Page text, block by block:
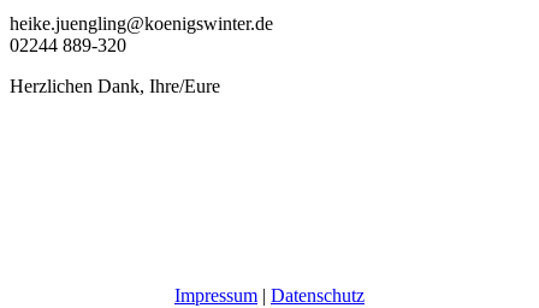
heike.juengling@koenigswinter.de
02244 889-320
Herzlichen Dank, Ihre/Eure
Impressum | Datenschutz